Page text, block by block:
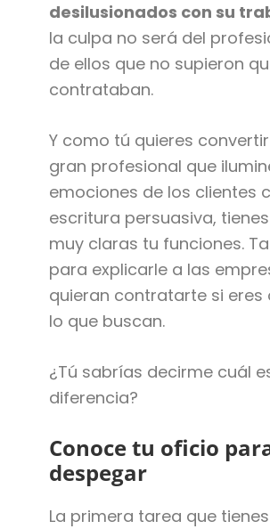
desilusionados con su
la culpa no será del
de ellos que no supieron
contrataban.
Y como tú quieres
gran profesional que
emociones de los clientes
escritura persuasiva,
muy claras tu funciones.
para explicarle a las
quieran contratarte si eres
lo que buscan.
¿Tú sabrías decirme cuál
diferencia?
Conoce tu oficio
despegar
La primera tarea que